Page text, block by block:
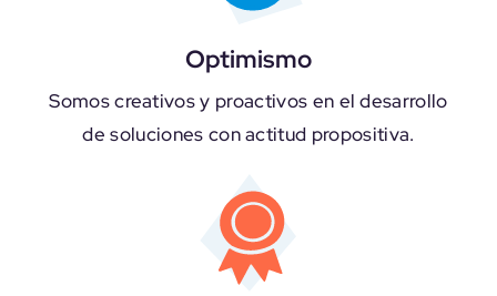
Optimismo
Somos creativos y proactivos en el desarrollo
de soluciones con actitud propositiva.